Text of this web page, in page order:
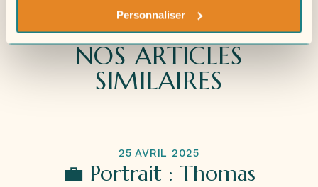
Personnaliser
NOS ARTICLES
SIMILAIRES
25 AVRIL 2025
💼 Portrait : Thomas